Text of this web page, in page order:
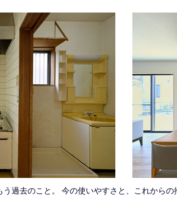
過去のこと。 今の使いやすさと、これから